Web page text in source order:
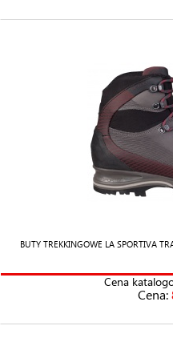
BUTY TREKKINGOWE LA SPORTIVA
Cena
Cena: